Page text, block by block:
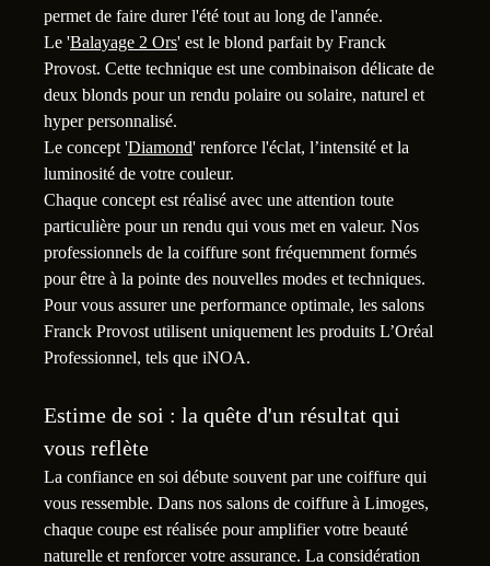
permet de faire durer l'été tout au long de l'année.
Le 'Balayage 2 Ors' est le blond parfait by Franck
Provost. Cette technique est une combinaison délicate de
deux blonds pour un rendu polaire ou solaire, naturel et
hyper personnalisé.
Le concept 'Diamond' renforce l'éclat, l’intensité et la
luminosité de votre couleur.
Chaque concept est réalisé avec une attention toute
particulière pour un rendu qui vous met en valeur. Nos
professionnels de la coiffure sont fréquemment formés
pour être à la pointe des nouvelles modes et techniques.
Pour vous assurer une performance optimale, les salons
Franck Provost utilisent uniquement les produits L’Oréal
Professionnel, tels que iNOA.
Estime de soi : la quête d'un résultat qui
vous reflète
La confiance en soi débute souvent par une coiffure qui
vous ressemble. Dans nos salons de coiffure à Limoges,
chaque coupe est réalisée pour amplifier votre beauté
naturelle et renforcer votre assurance. La considération